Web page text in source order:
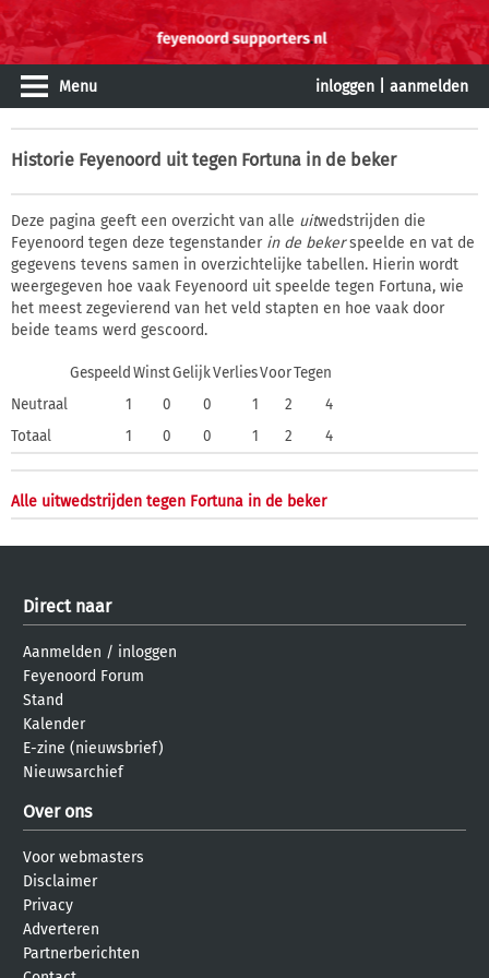
Menu inloggen aanmelden
Historie Feyenoord uit tegen Fortuna in de beker
Deze pagina geeft een overzicht van alle uitwedstrijden die
Feyenoord tegen deze tegenstander in de bekerspeelde en vat de
gegevens tevens samen in overzichtelijke tabellen. Hierin wordt
weergegeven hoe vaak Feyenoord uit speelde tegen Fortuna, wie
het meest zegevierend van het veld stapten en hoe vaak door
beide teams werd gescoord.
Gespeeld WinstGelijkVerliesVoorTegen
Neutraal
1 0 0 1 2
4
Totaal
1 0 0 1 2 4
Alle uitwedstrijden tegen Fortuna in de beker
Direct naar
Aanmelden / inloggen
Feyenoord Forum
Stand
Kalender
E-zine (nieuwsbrief)
Nieuwsarchief
Over ons
Voor webmasters
Disclaimer
Privacy
Adverteren
Partnerberichten